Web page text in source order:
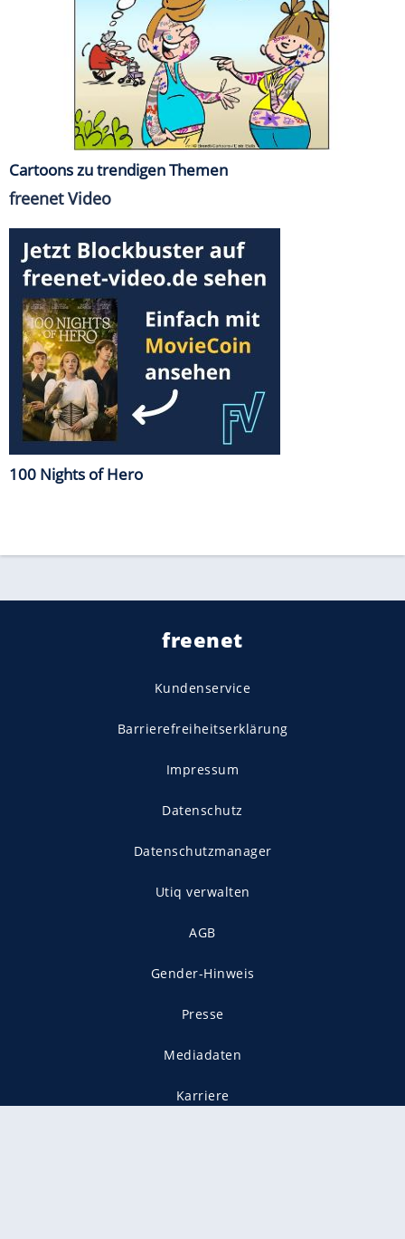
Cartoons zu trendigen Themen
freenet Video
100 Nights of Hero
freenet
Kundenservice
Barrierefreiheitserklärung
Impressum
Datenschutz
Datenschutzmanager
Utiq verwalten
AGB
Gender-Hinweis
Presse
Mediadaten
Karriere